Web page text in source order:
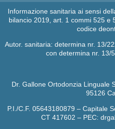
Informazione sanitaria ai sensi
bilancio 2019, art. 1 commi 525 e
codice
Autor. sanitaria: determina nr. 13/
con determina nr. 13/
Dr. Gallone Ortodonzia Linguale
95126
P.I./C.F. 05643180879 – Capitale
CT 417602 – PEC: